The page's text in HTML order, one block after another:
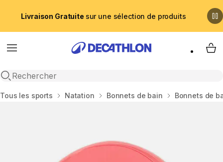
Livraison Gratuite sur une sélection de produits
Menu
Recherche ouverte
My
Accueil
Tous les sports Natation Bonnets de bain Bonnets de